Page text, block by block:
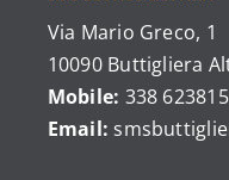
Via Mario Greco, 1
10090 Buttigliera
Mobile: 338
Email: